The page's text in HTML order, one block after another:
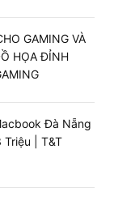
GAMING VÀ
HỌA ĐỈNH
Đà Nẵng
Triệu | T&T